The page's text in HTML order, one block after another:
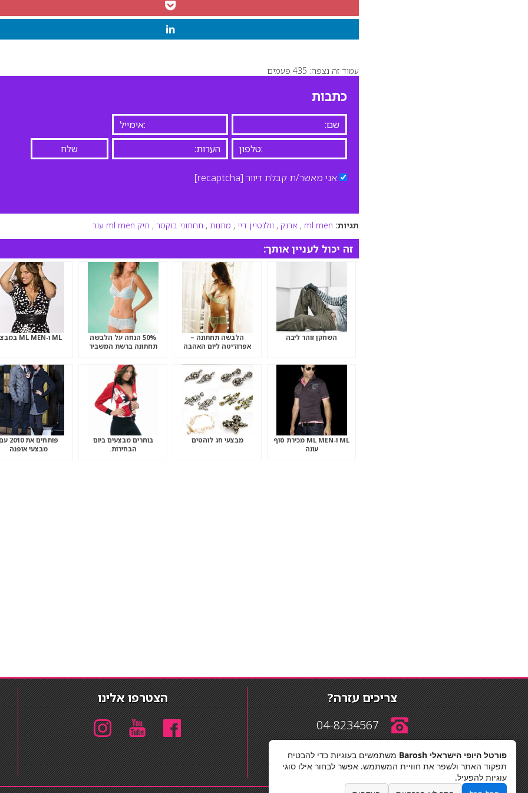
עמוד זה נצפה: 435 פעמים
כתבות
אני מאשר/ת קבלת דיוור [recaptcha]
תגיות: ml men
, ארנק , וולנטיין דיי , מתנות , תחתוני בוקסר , תיק ml men עור
זה יכול לעניין אותך:
השחקן זוהר ליבה
הלבשה תחתונה –
אפרודיטה ליום האהבה
50% הנחה על הלבשה
תחתונה ברשת המשביר
ML ו-ML MEN במבצע
ML ו-ML MEN מכירת סוף
עונה
מבצעי חג לוהטים
בוחרים מבצעים ביום
הבחירות.
פותחים את
מבצעי אופנה
צריכים עזרה?
04-8234567
info@barosh.co.il
הצטרפו אלינו
פורטל היופי הישראלי Barosh
משתמשים בעוגיות כדי להבטיח
תפקוד האתר ולשפר את חוויית המשתמש. אפשר לבחור אילו סוגי
עוגיות להפעיל.